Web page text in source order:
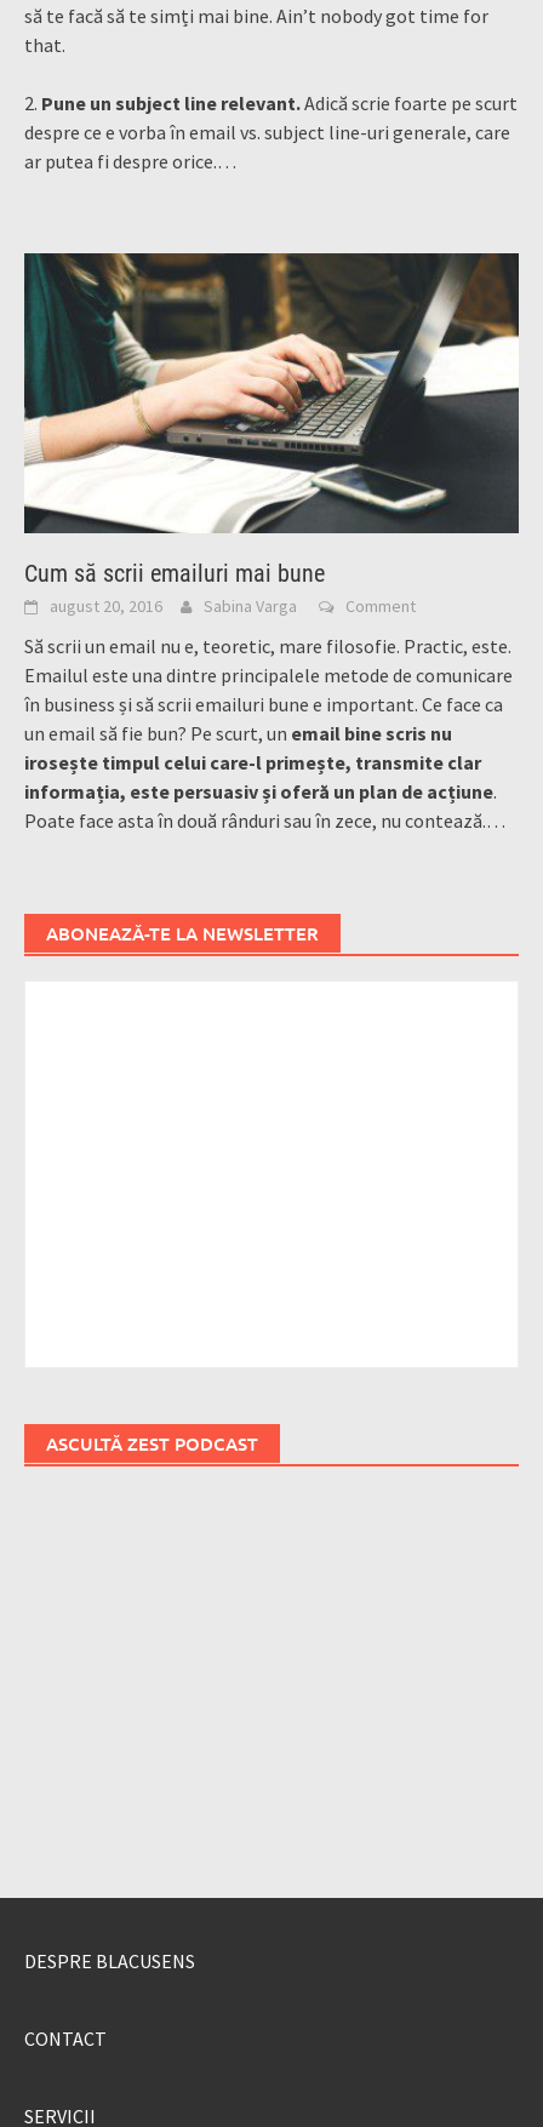
să te facă să te simți mai bine. Ain’t nobody got time for
that.
2. Pune un subject line relevant.Adică scrie foarte pe scurt
despre ce e vorba în email vs. subject line-uri generale, care
ar putea fi despre orice.…
Cum să scrii emailuri mai bune
august 20, 2016 Sabina Varga Comment
Să scrii un email nu e, teoretic, mare filosofie. Practic, este.
Emailul este una dintre principalele metode de comunicare
în business și să scrii emailuri bune e important. Ce face ca
un email să fie bun? Pe scurt, un email bine scris nu
irosește timpul celui care-l primește, transmite clar
informația, este persuasiv și oferă un plan de acțiune.
Poate face asta în două rânduri sau în zece, nu contează.…
ABONEAZĂ-TE LA NEWSLETTER
ASCULTĂ ZEST PODCAST
DESPRE BLACUSENS
CONTACT
SERVICII